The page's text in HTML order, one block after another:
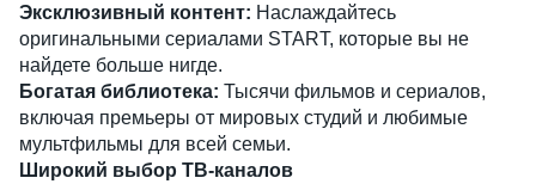
Эксклюзивный контент: Наслаждайтесь
оригинальными сериалами START, которые вы не
найдете больше нигде.
Богатая библиотека: Тысячи фильмов и сериалов,
включая премьеры от мировых студий и любимые
мультфильмы для всей семьи.
Широкий выбор ТВ-каналов